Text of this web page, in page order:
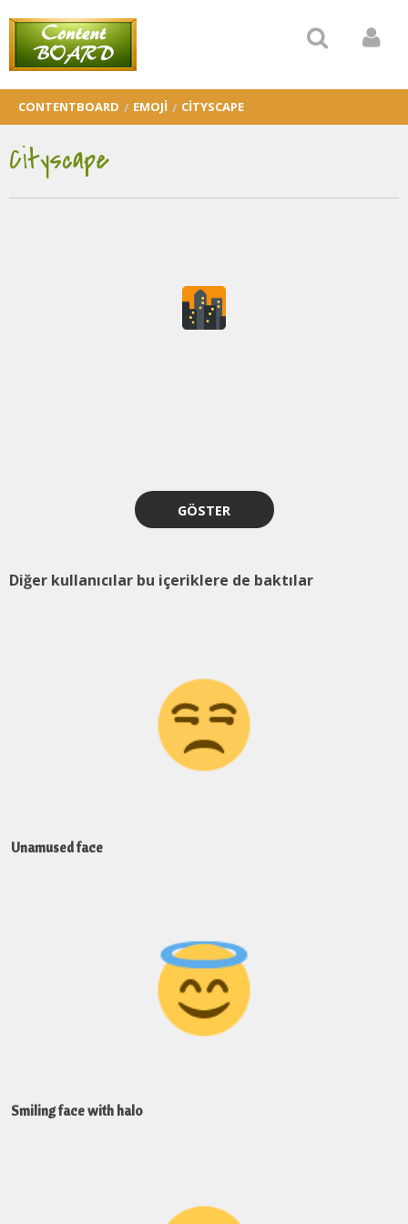
CONTENTBOARD EMOJI CITYSCAPE
Cityscape
GÖSTER
Diğer kullanıcılar bu içeriklere de baktılar
Unamused face
Smiling face with halo